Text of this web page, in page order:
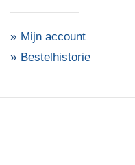
Mijn account
Bestelhistorie